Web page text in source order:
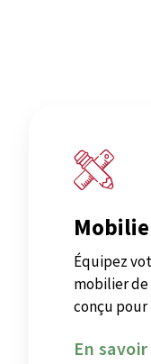
Équipez
mobilier
conçu
En